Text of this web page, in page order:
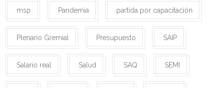
msp Pandemia partida por capacitación
Plenario Gremial Presupuesto SAIP
Salario real Salud SAQ SEMI